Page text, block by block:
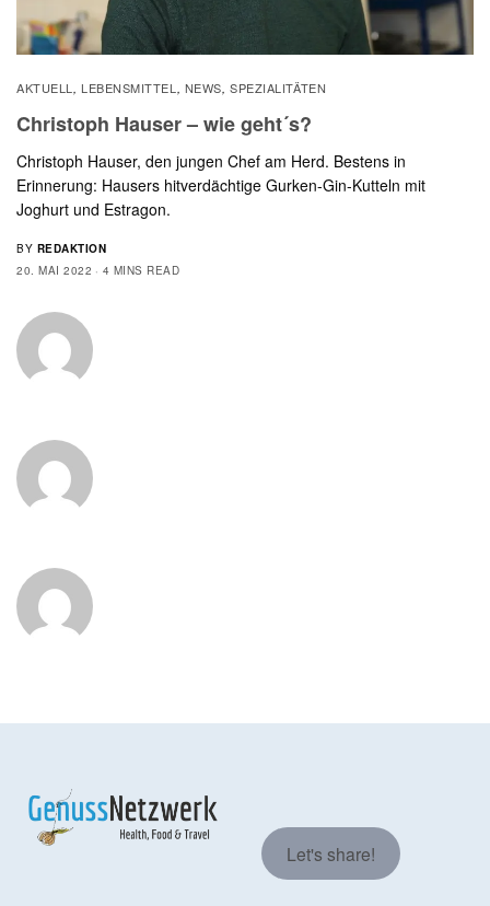
AKTUELL, LEBENSMITTEL, NEWS, SPEZIALITÄTEN
Christoph Hauser – wie geht´s?
Christoph Hauser, den jungen Chef am Herd. Bestens in
Erinnerung: Hausers hitverdächtige Gurken-Gin-Kutteln mit
Joghurt und Estragon.
BY REDAKTION
20. MAI 2022
4 MINS READ
Let's share!